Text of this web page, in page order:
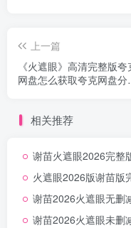
上一篇
《火遮眼》高清完整版夸
网盘怎么获取夸克网盘分
相关推荐
谢苗火遮眼2026完整
火遮眼2026版谢苗版
谢苗2026火遮眼无删
谢苗2026火遮眼未删